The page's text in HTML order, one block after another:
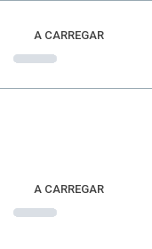
A CARREGAR
A CARREGAR